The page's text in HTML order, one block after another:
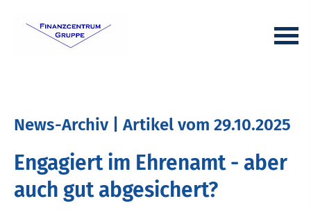
News-Archiv | Artikel vom 29.10.2025
Engagiert im Ehrenamt - aber
auch gut abgesichert?